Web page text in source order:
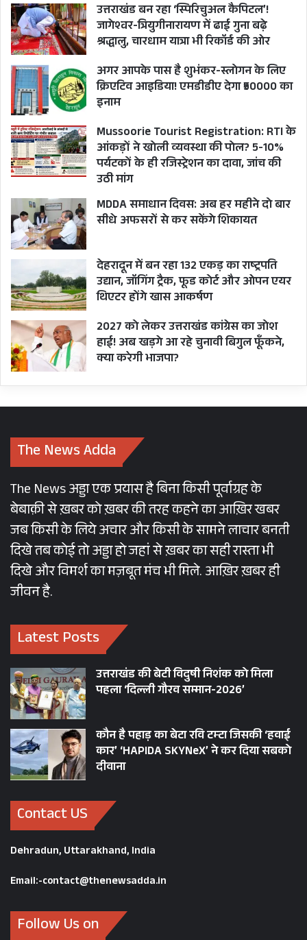
उत्तराखंड बन रहा ‘स्पिरिचुअल कैपिटल’!
जागेश्वर-त्रियुगीनारायण में ढाई गुना बढ़े
श्रद्धालु, चारधाम यात्रा भी रिकॉर्ड की ओर
अगर आपके पास है शुभंकर-स्लोगन के लिए
क्रिएटिव आइडिया! एमडीडीए देगा ₹50000 का
इनाम
Mussoorie Tourist Registration: RTI के
आंकड़ों ने खोली व्यवस्था की पोल? 5-10%
पर्यटकों के ही रजिस्ट्रेशन का दावा, जांच की
उठी मांग
MDDA समाधान दिवस: अब हर महीने दो बार
सीधे अफसरों से कर सकेंगे शिकायत
देहरादून में बन रहा 132 एकड़ का राष्ट्रपति
उद्यान, जॉगिंग ट्रैक, फूड कोर्ट और ओपन एयर
थिएटर होंगे खास आकर्षण
2027 को लेकर उत्तराखंड कांग्रेस का जोश
हाई! अब खड़गे आ रहे चुनावी बिगुल फूँकने,
क्या करेगी भाजपा?
The News Adda
The News अड्डा एक प्रयास है बिना किसी पूर्वाग्रह के
बेबाक़ी से ख़बर को ख़बर की तरह कहने का आख़िर खबर
जब किसी के लिये अचार और किसी के सामने लाचार बनती
दिखे तब कोई तो अड्डा हो जहां से ख़बर का सही रास्ता भी
दिखे और विमर्श का मज़बूत मंच भी मिले. आख़िर ख़बर ही
जीवन है.
Latest Posts
उत्तराखंड की बेटी विदुषी निशंक को मिला
पहला ‘दिल्ली गौरव सम्मान-2026’
कौन है पहाड़ का बेटा रवि टम्टा जिसकी ‘हवाई
कार’ ‘HAPIDA SKYNeX’ ने कर दिया सबको
दीवाना
Contact US
Dehradun, Uttarakhand, India
Email:-contact@thenewsadda.in
Follow Us on